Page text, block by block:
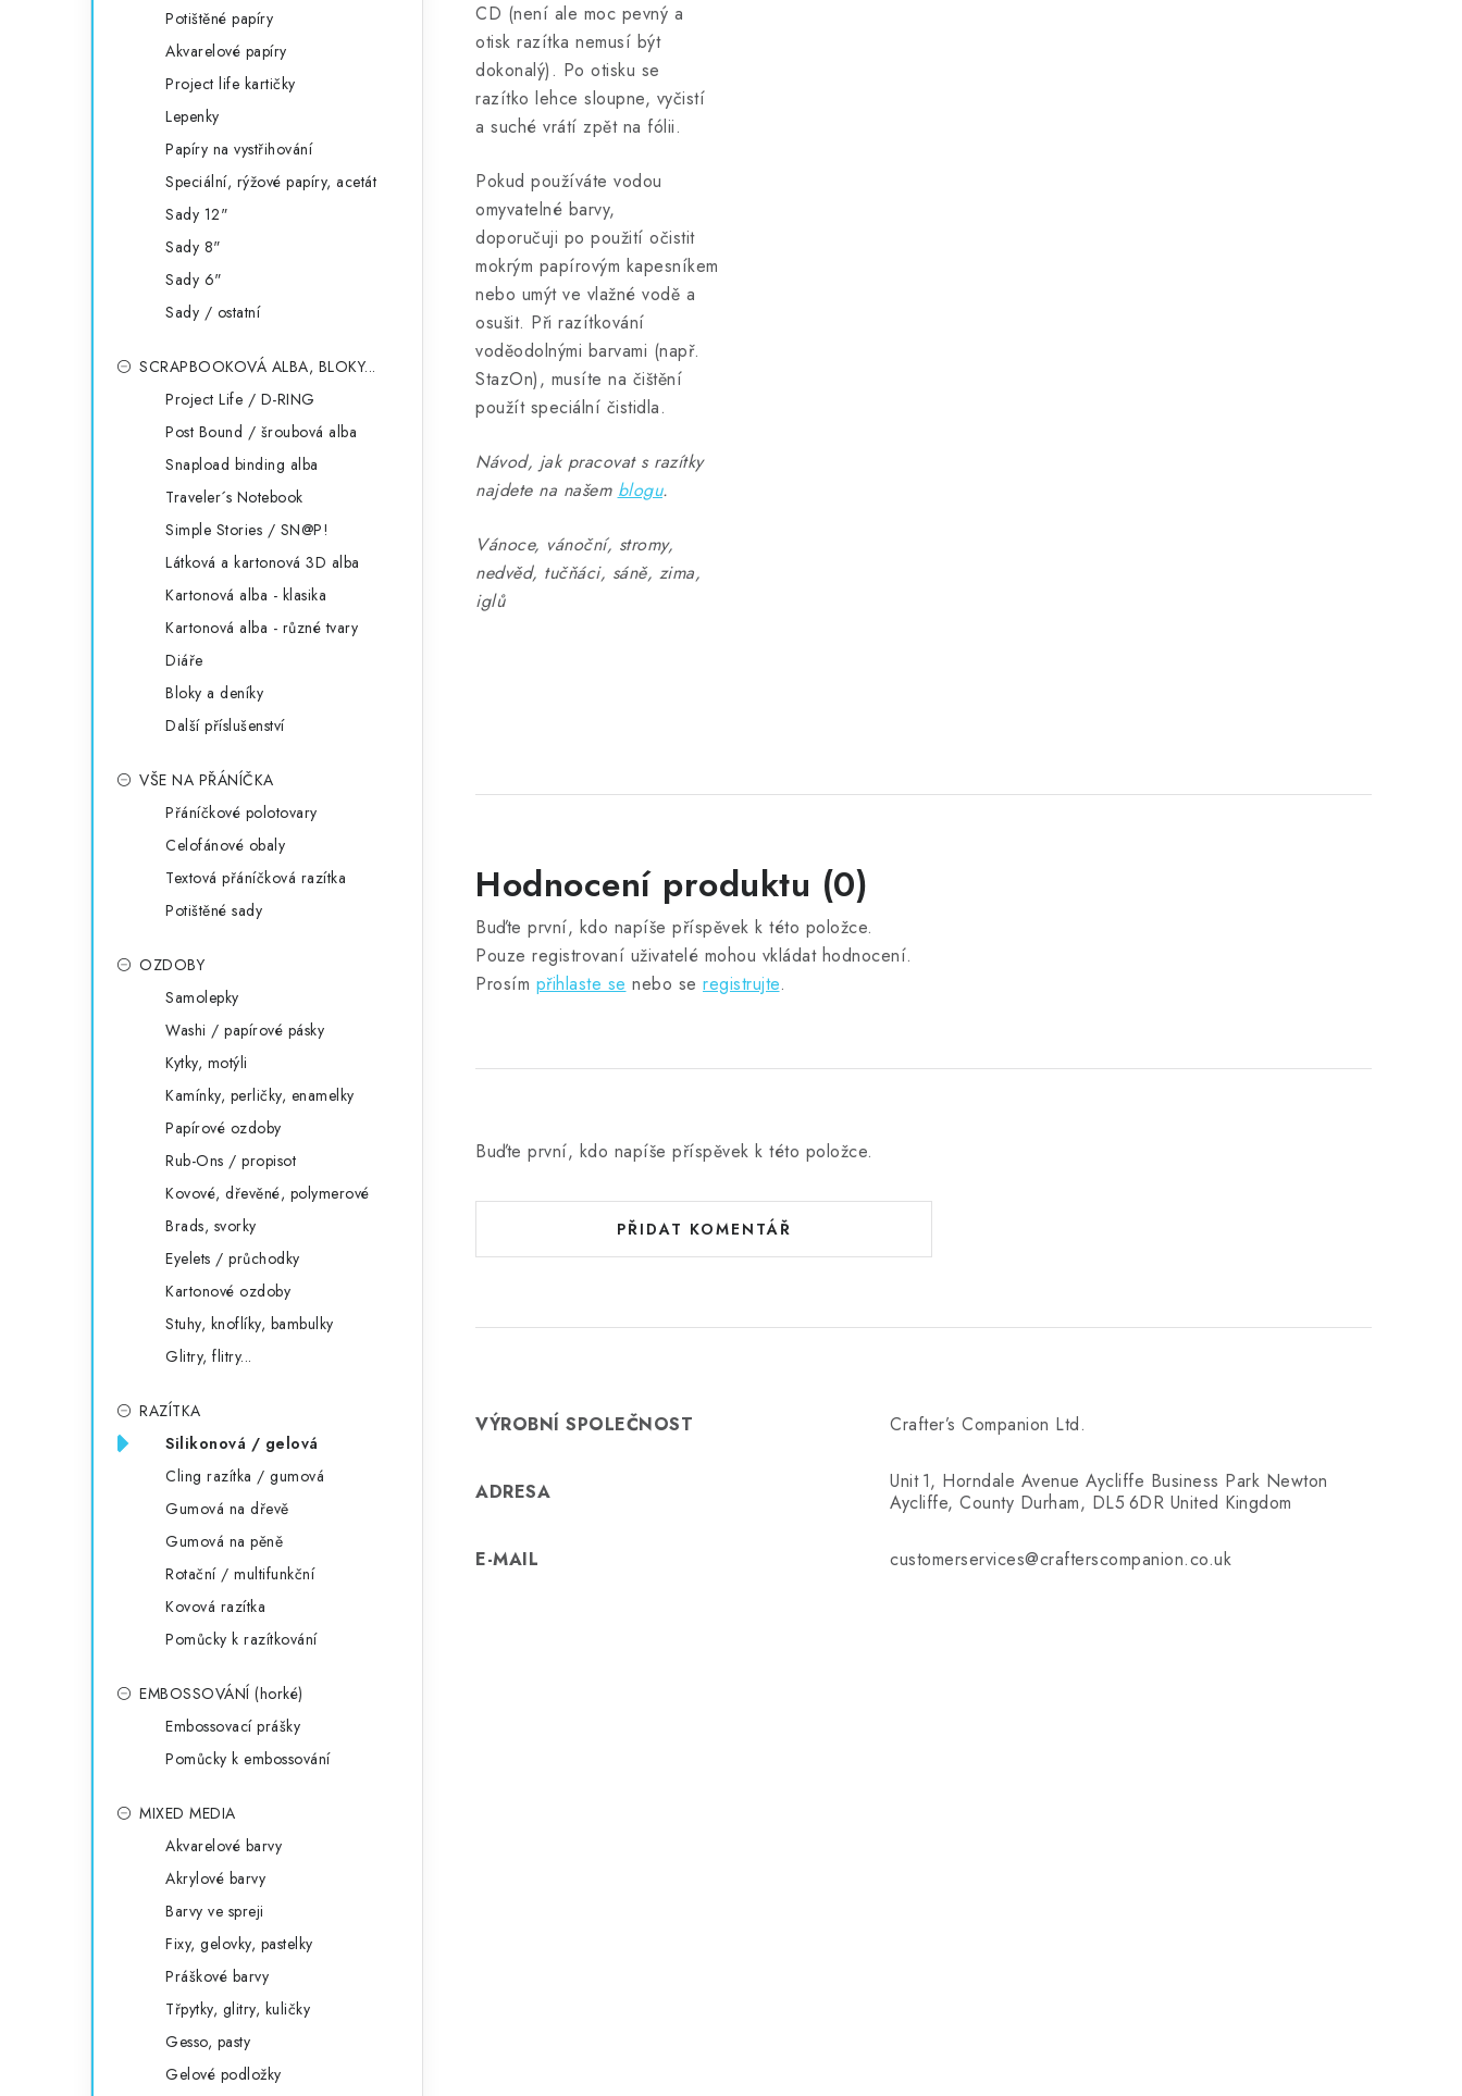
Potištěné papíry
Akvarelové papíry
Project life kartičky
Lepenky
Papíry na vystřihování
Speciální, rýžové papíry, acetát
Sady 12"
Sady 8"
Sady 6"
Sady / ostatní
SCRAPBOOKOVÁ ALBA, BLOKY...
Project Life / D-RING
Post Bound / šroubová alba
Snapload binding alba
Traveler´s Notebook
Simple Stories / SN@P!
Látková a kartonová 3D alba
Kartonová alba - klasika
Kartonová alba - různé tvary
Diáře
Bloky a deníky
Další příslušenství
VŠE NA PŘÁNÍČKA
Přáníčkové polotovary
Celofánové obaly
Textová přáníčková razítka
Potištěné sady
OZDOBY
Samolepky
Washi / papírové pásky
Kytky, motýli
Kamínky, perličky, enamelky
Papírové ozdoby
Rub-Ons / propisot
Kovové, dřevěné, polymerové
Brads, svorky
Eyelets / průchodky
Kartonové ozdoby
Stuhy, knoflíky, bambulky
Glitry, flitry...
RAZÍTKA
Silikonová / gelová
Cling razítka / gumová
Gumová na dřevě
Gumová na pěně
Rotační / multifunkční
Kovová razítka
Pomůcky k razítkování
EMBOSSOVÁNÍ (horké)
Embossovací prášky
Pomůcky k embossování
MIXED MEDIA
Akvarelové barvy
Akrylové barvy
Barvy ve spreji
Fixy, gelovky, pastelky
Práškové barvy
Třpytky, glitry, kuličky
Gesso, pasty
Gelové podložky
CD (není ale moc pevný a
otisk razítka nemusí být
dokonalý). Po otisku se
razítko lehce sloupne, vyčistí
a suché vrátí zpět na fólii.
Pokud používáte vodou
omyvatelné barvy,
doporučuji po použití očistit
mokrým papírovým kapesníkem
nebo umýt ve vlažné vodě a
osušit. Při razítkování
voděodolnými barvami (např.
StazOn), musíte na čištění
použít speciální čistidla.
Návod, jak pracovat s razítky
najdete na našem blogu.
Vánoce, vánoční, stromy,
nedvěd, tučňáci, sáně, zima,
iglů
Hodnocení produktu (0)
Buďte první, kdo napíše příspěvek k této položce.
Pouze registrovaní uživatelé mohou vkládat hodnocení.
Prosím přihlaste se nebo se registrujte.
Buďte první, kdo napíše příspěvek k této položce.
PŘIDAT KOMENTÁŘ
VÝROBNÍ SPOLEČNOST Crafter’s Companion Ltd.
ADRESA
Unit 1, Horndale Avenue Aycliffe Business Park Newton
Aycliffe, County Durham, DL5 6DR United Kingdom
E-MAIL customerservices@crafterscompanion.co.uk